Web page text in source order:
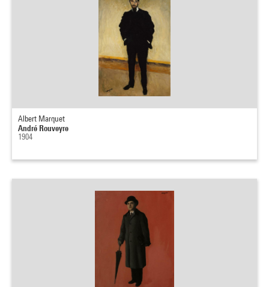
Albert Marquet
André Rouveyre
1904